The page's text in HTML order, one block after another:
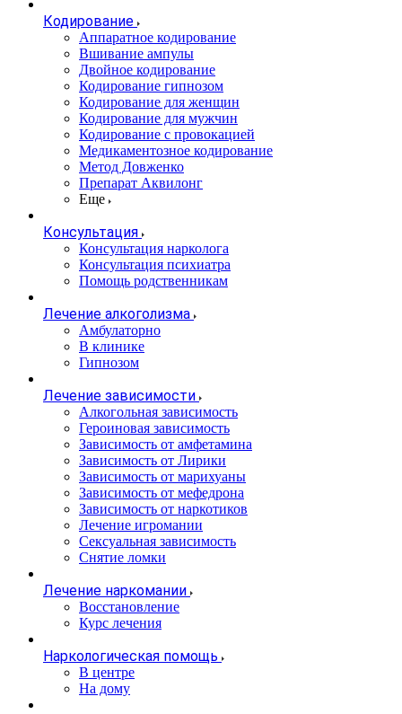
Кодирование
Аппаратное кодирование
Вшивание ампулы
Двойное кодирование
Кодирование гипнозом
Кодирование для женщин
Кодирование для мужчин
Кодирование с провокацией
Медикаментозное кодирование
Метод Довженко
Препарат Аквилонг
Еще
Консультация
Консультация нарколога
Консультация психиатра
Помощь родственникам
Лечение алкоголизма
Амбулаторно
В клинике
Гипнозом
Лечение зависимости
Алкогольная зависимость
Героиновая зависимость
Зависимость от амфетамина
Зависимость от Лирики
Зависимость от марихуаны
Зависимость от мефедрона
Зависимость от наркотиков
Лечение игромании
Сексуальная зависимость
Снятие ломки
Лечение наркомании
Восстановление
Курс лечения
Наркологическая помощь
В центре
На дому